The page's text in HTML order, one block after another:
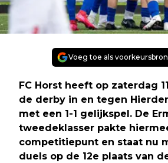
Voeg toe als
FC Horst heeft op zaterdag
de derby in en tegen
met een 1-1 gelijkspel. De
tweedeklasser pakte
competitiepunt en staat nu
duels op de 12e plaats van